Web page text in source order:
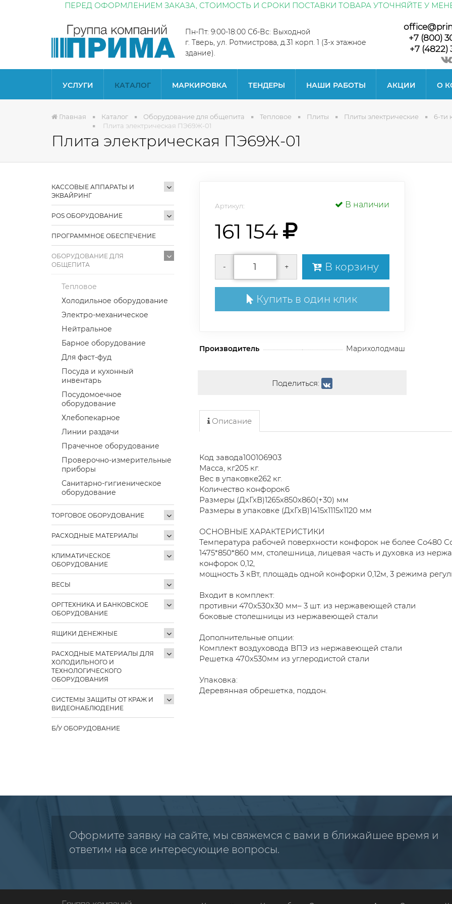
ПЕРЕД ОФОРМЛЕНИЕМ ЗАКАЗА, СТОИМОСТЬ И СРОКИ ПОСТАВКИ ТОВАРА УТОЧНЯЙТЕ У
Пн-Пт: 9:00-18:00 Сб-Вс: Выходной
г. Тверь, ул. Ротмистрова, д.31 корп. 1 (3-х этажное
здание).
+7 (800)
+7 (4822)
УСЛУГИ КАТАЛОГ МАРКИРОВКА ТЕНДЕРЫ НАШИ РАБОТЫ АКЦИИ О
Главная Каталог Оборудование для общепита Тепловое Плиты Плиты электрические
6-ти
Плита электрическая ПЭ69Ж-01
Плита электрическая ПЭ69Ж-01
КАССОВЫЕ АППАРАТЫ И
ЭКВАЙРИНГ
POS ОБОРУДОВАНИЕ
ПРОГРАММНОЕ ОБЕСПЕЧЕНИЕ
ОБОРУДОВАНИЕ ДЛЯ
ОБЩЕПИТА
Тепловое
Холодильное оборудование
Электро-механическое
Нейтральное
Барное оборудование
Для фаст-фуд
Посуда и кухонный
инвентарь
Посудомоечное
оборудование
Хлебопекарное
Линии раздачи
Прачечное оборудование
Проверочно-измерительные
приборы
Санитарно-гигиеническое
оборудование
ТОРГОВОЕ ОБОРУДОВАНИЕ
РАСХОДНЫЕ МАТЕРИАЛЫ
КЛИМАТИЧЕСКОЕ
ОБОРУДОВАНИЕ
ВЕСЫ
ОРГТЕХНИКА И БАНКОВСКОЕ
ОБОРУДОВАНИЕ
ЯЩИКИ ДЕНЕЖНЫЕ
РАСХОДНЫЕ МАТЕРИАЛЫ ДЛЯ
ХОЛОДИЛЬНОГО И
ТЕХНОЛОГИЧЕСКОГО
ОБОРУДОВАНИЯ
СИСТЕМЫ ЗАЩИТЫ ОТ КРАЖ И
ВИДЕОНАБЛЮДЕНИЕ
Б/У ОБОРУДОВАНИЕ
Артикул: В наличии
161 154
- + В корзину
Купить в один клик
Производитель Марихолодмаш
Поделиться:
Описание
Код завода100106903
Масса, кг205 кг.
Вес в упаковке262 кг.
Количество конфорок6
Размеры (ДхГхВ)1265х850х860(+30) мм
Размеры в упаковке (ДхГхВ)1415х1115х1120 мм
ОСНОВНЫЕ ХАРАКТЕРИСТИКИ
Температура рабочей поверхности конфорок не более Со480
1475*850*860 мм, столешница, лицевая часть и духовка из
конфорок 0,12,
мощность 3 кВт, площадь одной конфорки 0,12м, 3 режима
Входит в комплект:
противни 470х530х30 мм– 3 шт. из нержавеющей стали
боковые столешницы из нержавеющей стали
Дополнительные опции:
Комплект воздуховода ВПЭ из нержавеющей стали
Решетка 470х530мм из углеродистой стали
Упаковка:
Деревянная обрешетка, поддон.
Оформите заявку на сайте, мы свяжемся с вами в ближайшее время и
ответим на все интересующие вопросы.